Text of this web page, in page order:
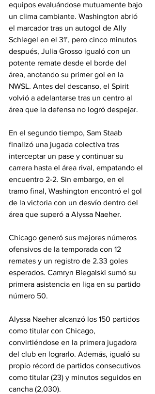
equipos evaluándose mutuamente bajo
un clima cambiante. Washington abrió
el marcador tras un autogol de Ally
Schlegel en el 31’, pero cinco minutos
después, Julia Grosso igualó con un
potente remate desde el borde del
área, anotando su primer gol en la
NWSL. Antes del descanso, el Spirit
volvió a adelantarse tras un centro al
área que la defensa no logró despejar.
En el segundo tiempo, Sam Staab
finalizó una jugada colectiva tras
interceptar un pase y continuar su
carrera hasta el área rival, empatando el
encuentro 2-2. Sin embargo, en el
tramo final, Washington encontró el gol
de la victoria con un desvío dentro del
área que superó a Alyssa Naeher.
Chicago generó sus mejores números
ofensivos de la temporada con 12
remates y un registro de 2.33 goles
esperados. Camryn Biegalski sumó su
primera asistencia en liga en su partido
número 50.
Alyssa Naeher alcanzó los 150 partidos
como titular con Chicago,
convirtiéndose en la primera jugadora
del club en lograrlo. Además, igualó su
propio récord de partidos consecutivos
como titular (23) y minutos seguidos en
cancha (2,030).